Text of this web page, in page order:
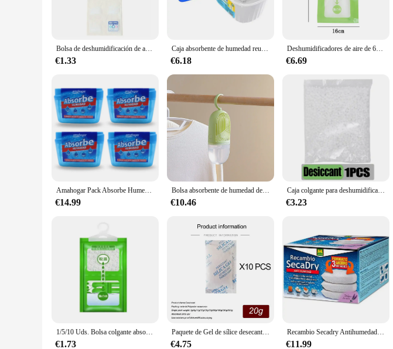
Bolsa de deshumidificación de armario colgante para el hogar, deshumidificador absorbente de humedad, bolsa desodorante antihumedad, 1 Juego
€1.33
Caja absorbente de humedad reutilizable, deshumidificador de humedad Visible, productos seguros de aire y aliento para sala de estar, utilidad de sala de estudio
€6.18
Deshumidificadores de aire de 6V, Mini deshumidificador absorbente de humedad, secador de aire doméstico de sílice USB, máquina deshumidificadora silenciosa antihumedad
€6.69
Amahogar Pack Absorbe Humedad Anti Humedad 4-10 Unds 40gr
€14.99
Bolsa absorbente de humedad desecante, deshumidificador antimoho, eliminación de humedad, armario de cloro de calcio
€10.46
Caja colgante para deshumidificador, armario absorbente de humedad con armario desecante, caja seca antihumedad, armario a prueba de moho, desecante interior
€3.23
1/5/10 Uds. Bolsa colgante absorbente de humedad armario a prueba de moho bolsa antihumedad bolsa seca deshumidificación para armario desecante interior
€1.73
Paquete de Gel de sílice desecante no tóxico, bolsa absorbente de deshumidificador de humedad para cocina y sala de estar, 2/5/10/20g
€4.75
Recambio Secadry Antihumedad. Paquete de 3 Unidades- 450gr - Massó
€11.99